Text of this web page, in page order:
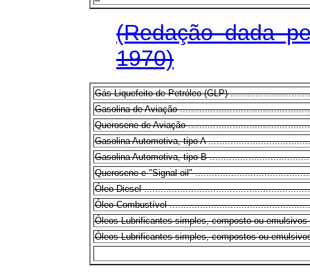
(Redação dada
1970)
Gás Liquefeito de Petróleo (GLP)
Gasolina de Aviação
Querosene de Aviação
Gasolina Automotiva, tipo A
Gasolina Automotiva, tipo B
Querosene e "Signal oil"
Óleo Diesel
Óleo Combustível
Óleos Lubrificantes simples, composto ou
Óleos Lubrificantes simples, compostos ou